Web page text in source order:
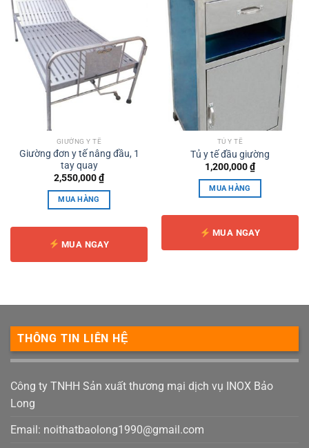
GIƯỜNG Y TẾ
Giường đơn y tế nâng đầu, 1
tay quay
2,550,000₫
MUA HÀNG
MUA NGAY
TỦ Y TẾ
Tủ y tế đầu giường
1,200,000₫
MUA HÀNG
MUA NGAY
THÔNG TIN LIÊN HỆ
Công ty TNHH Sản xuất thương mại dịch vụ INOX Bảo
Long
Email: noithatbaolong1990@gmail.com